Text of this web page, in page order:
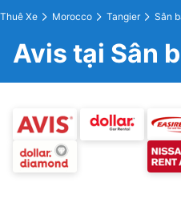
Thuê Xe Morocco Tangier Sân
Avis tại Sân